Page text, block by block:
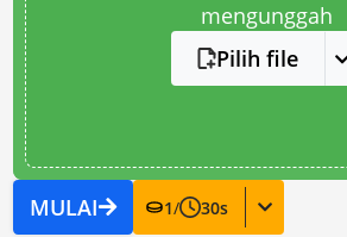
mengunggah
Pilih file
MULAI 1/ 30s